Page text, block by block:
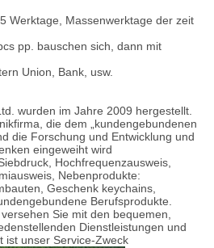
Werktage, Massenwerktage der zeit
pp. bauschen sich, dann mit
Union, Bank, usw.
wurden im Jahre 2009 hergestellt.
die dem „kundengebundenen
die Forschung und Entwicklung und
eingeweiht wird
Hochfrequenzausweis,
Nebenprodukte:
Geschenk keychains,
Berufsprodukte.
Sie mit den bequemen,
Dienstleistungen und
ist unser Service-Zweck